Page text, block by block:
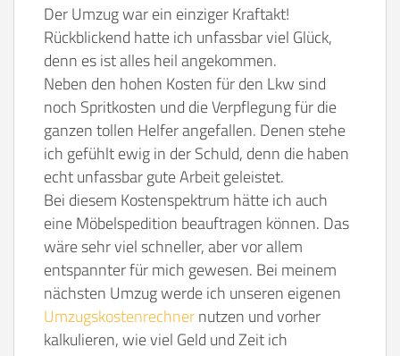
Der Umzug war ein einziger Kraftakt!
Rückblickend hatte ich unfassbar viel Glück,
denn es ist alles heil angekommen.
Neben den hohen Kosten für den Lkw sind
noch Spritkosten und die Verpflegung für die
ganzen tollen Helfer angefallen. Denen stehe
ich gefühlt ewig in der Schuld, denn die haben
echt unfassbar gute Arbeit geleistet.
Bei diesem Kostenspektrum hätte ich auch
eine Möbelspedition beauftragen können. Das
wäre sehr viel schneller, aber vor allem
entspannter für mich gewesen. Bei meinem
nächsten Umzug werde ich unseren eigenen
Umzugskostenrechnernutzen und vorher
kalkulieren, wie viel Geld und Zeit ich